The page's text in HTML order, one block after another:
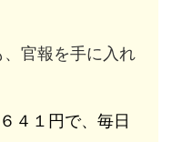
官報を手に入れ
４１円で、毎日